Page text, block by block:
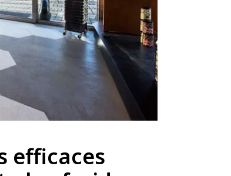
efficaces